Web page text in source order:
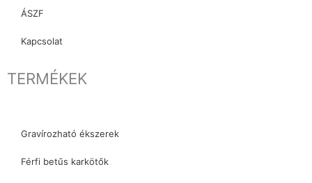
ÁSZF
Kapcsolat
TERMÉKEK
Gravírozható ékszerek
Férfi betűs karkötők